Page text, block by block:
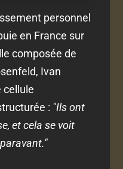
personnel
en France sur
composée de
Ivan
cellule
: "Ils ont
et cela se voit